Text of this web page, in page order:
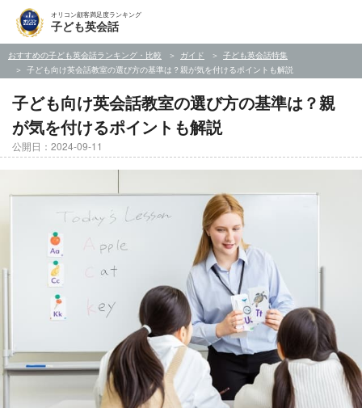
オリコン顧客満足度ランキング
子ども英会話
おすすめの子ども英会話ランキング・比較 ガイド
子ども英会話特集
子ども向け英会話教室の選び方の基準は？親が気を付けるポイントも解説
子ども向け英会話教室の選び方の基準は？親
が気を付けるポイントも解説
公開日：2024-09-11